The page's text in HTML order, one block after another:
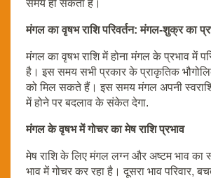
समय हो सकता है।
मंगल का वृषभ राशि परिवर्तन: मंगल-शुक्र का
मंगल का वृषभ राशि में होना मंगल के प्रभाव में
है। इस समय सभी प्रकार के प्राकृतिक
को मिल सकते हैं। इस समय मंगल अपनी
में होने पर बदलाव के संकेत देगा.
मंगल के वृषभ में गोचर का मेष राशि प्रभाव
मेष राशि के लिए मंगल लग्न और अष्टम भाव का
भाव में गोचर कर रहा है। दूसरा भाव परिवार,